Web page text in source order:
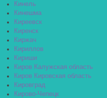
Кинель
Кинешма
Киреевск
Киренск
Киржач
Кириллов
Кириши
Киров Калужская область
Киров Кировская область
Кировград
Кирово-Чепецк